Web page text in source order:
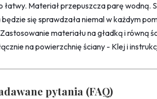
łatwy. Materiał przepuszcza parę wodną.
się sprawdzała niemal w każdym
materiału na gładką i równą
na powierzchnię ściany - Klej i
pytania (FAQ)